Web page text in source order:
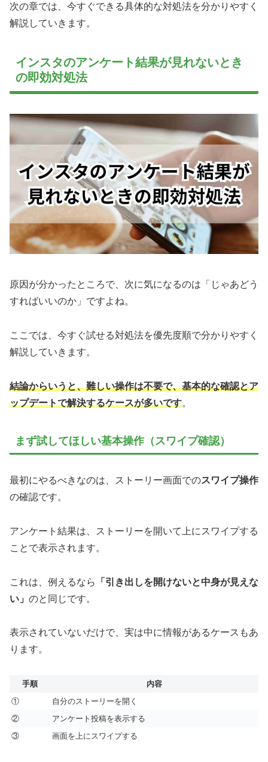
次の章では、今すぐできる具体的な対処法を分かりやすく
解説していきます。
インスタのアンケート結果が見れないとき
の即効対処法
原因が分かったところで、次に気になるのは「じゃあどう
すればいいのか」ですよね。
ここでは、今すぐ試せる対処法を優先度順で分かりやすく
解説していきます。
結論からいうと、難しい操作は不要で、基本的な確認とア
ップデートで解決するケースが多いです。
まず試してほしい基本操作（スワイプ確認）
最初にやるべきなのは、ストーリー画面でのスワイプ操作
の確認です。
アンケート結果は、ストーリーを開いて上にスワイプする
ことで表示されます。
これは、例えるなら
「引き出しを開けないと中身が見えな
い」 のと同じです。
表示されていないだけで、実は中に情報があるケースもあ
ります。
手順
内容
①
自分のストーリーを開く
②
アンケート投稿を表示する
③
画面を上にスワイプする